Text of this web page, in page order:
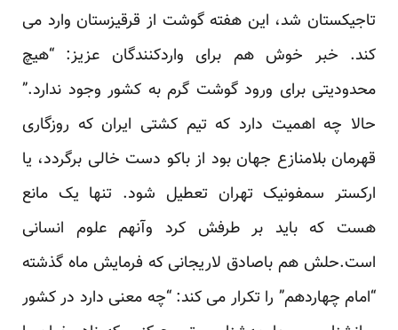
تاجیکستان شد، این هفته گوشت از قرقیزستان وارد می
کند. خبر خوش هم برای واردکنندگان عزیز: “هیچ
محدودیتی برای ورود گوشت گرم به کشور وجود ندارد.”
حالا چه اهمیت دارد که تیم کشتی ایران که روزگاری
قهرمان بلامنازع جهان بود از باکو دست خالی برگردد، یا
ارکستر سمفونیک تهران تعطیل شود. تنها یک مانع
هست که باید بر طرفش کرد وآنهم علوم انسانی
است.حلش هم باصادق لاریجانی که فرمایش ماه گذشته
“امام چهاردهم” را تکرار می کند: “چه معنی دارد در کشور